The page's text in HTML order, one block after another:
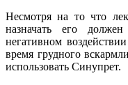
Несмотря на то что
назначать его
негативном
время грудного
использовать Синупрет.